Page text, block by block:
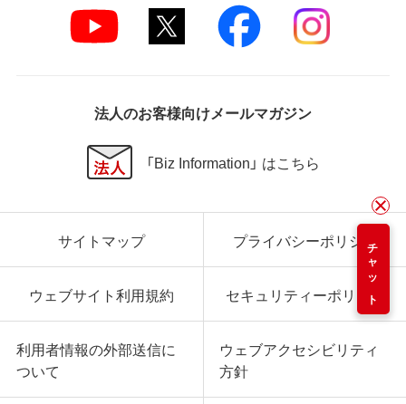
チャット
法人のお客様向けメールマガジン
「Biz Information」 はこちら
サイトマップ プライバシーポリシー
ウェブサイト利用規約 セキュリティーポリシー
利用者情報の外部送信に
ついて
ウェブアクセシビリティ
方針